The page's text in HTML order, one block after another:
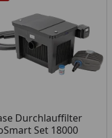
Durchlauffilter
Set 18000
am Lager